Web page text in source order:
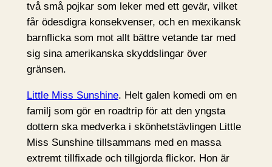
två små pojkar som leker med ett gevär, vilket
får ödesdigra konsekvenser, och en mexikansk
barnflicka som mot allt bättre vetande tar med
sig sina amerikanska skyddslingar över
gränsen.
Little Miss Sunshine. Helt galen komedi om en
familj som gör en roadtrip för att den yngsta
dottern ska medverka i skönhetstävlingen Little
Miss Sunshine tillsammans med en massa
extremt tillfixade och tillgjorda flickor. Hon är